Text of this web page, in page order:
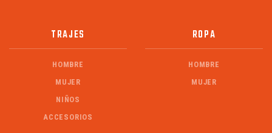
TRAJES
HOMBRE
MUJER
NIÑOS
ACCESORIOS
ROPA
HOMBRE
MUJER